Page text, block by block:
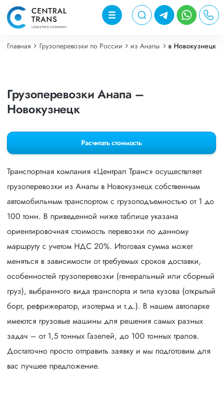
Главная Грузоперевозки по России из Анапы в Новокузнецк
Грузоперевозки Анапа –
Новокузнецк
Расчитать стоимость
Транспортная компания «Централ Транс» осуществляет
грузоперевозки из Анапы в Новокузнецк собственным
автомобильным транспортом с грузоподъемностью от 1 до
100 тонн. В приведенной ниже таблице указана
ориентировочная стоимость перевозки по данному
маршруту с учетом НДС 20%. Итоговая сумма может
меняться в зависимости от требуемых сроков доставки,
особенностей грузоперевозки (генеральный или сборный
груз), выбранного вида транспорта и типа кузова (открытый
борт, рефрижератор, изотерма и т.д.). В нашем автопарке
имеются грузовые машины для решения самых разных
задач – от 1,5 тонных Газелей, до 100 тонных тралов.
Достаточно просто отправить заявку и мы подготовим для
вас лучшее предложение.